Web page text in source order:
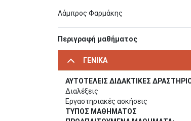
Λάμπρος Φαρμάκης
Περιγραφή μαθήματος
ΓΕΝΙΚΑ
ΑΥΤΟΤΕΛΕΙΣ ΔΙΔΑΚΤΙΚΕΣ
Διαλέξεις
Εργαστηριακές ασκήσεις
ΤΥΠΟΣ ΜΑΘΗΜΑΤΟΣ